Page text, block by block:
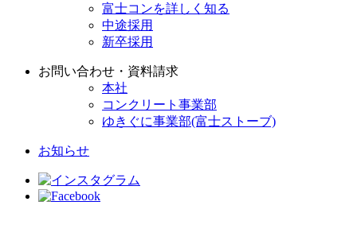
富士コンを詳しく知る
中途採用
新卒採用
お問い合わせ・資料請求
本社
コンクリート事業部
ゆきぐに事業部(富士ストーブ)
お知らせ